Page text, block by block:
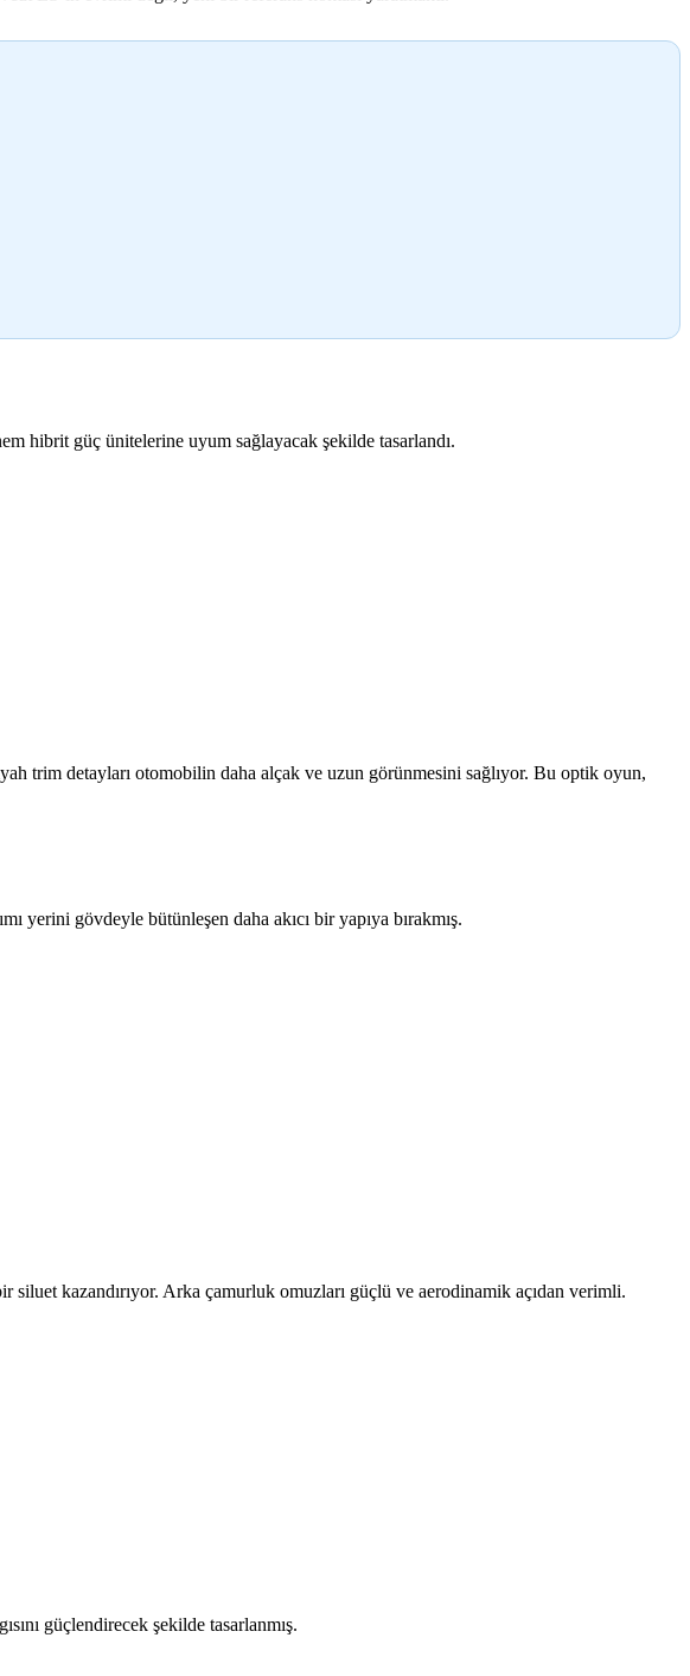
hibrit güç ünitelerine uyum sağlayacak şekilde tasarlandı.
trim detayları otomobilin daha alçak ve uzun görünmesini sağlıyor. Bu optik oyun,
yerini gövdeyle bütünleşen daha akıcı bir yapıya bırakmış.
kazandırıyor. Arka çamurluk omuzları güçlü ve aerodinamik açıdan verimli.
güçlendirecek şekilde tasarlanmış.